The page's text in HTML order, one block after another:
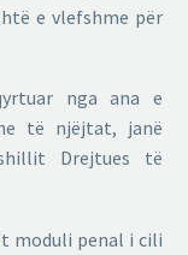
e vlefshme për
nga ana e
të njëjtat, janë
Drejtues të
moduli penal i cili